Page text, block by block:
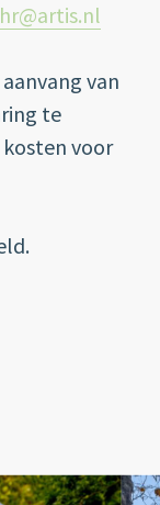
hr@artis.nl
van
te
kosten voor